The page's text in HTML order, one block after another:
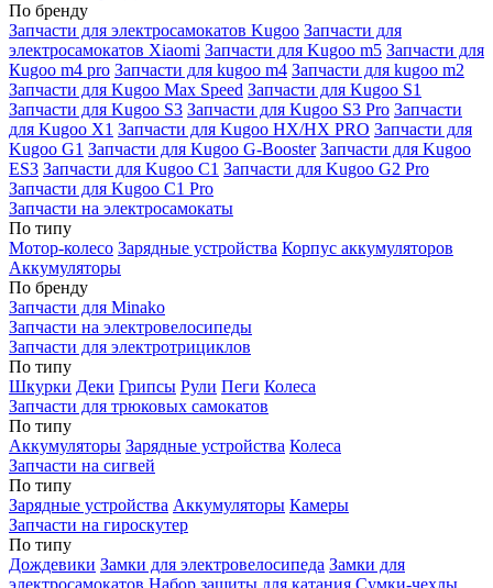
По бренду
Запчасти для электросамокатов Kugoo Запчасти для
электросамокатов Xiaomi Запчасти для Kugoo m5 Запчасти для
Кugoo m4 pro Запчасти для kugoo m4 Запчасти для kugoo m2
Запчасти для Kugoo Max Speed Запчасти для Kugoo S1
Запчасти для Kugoo S3 Запчасти для Kugoo S3 Pro Запчасти
для Kugoo X1 Запчасти для Kugoo HX/HX PRO Запчасти для
Kugoo G1 Запчасти для Kugoo G-Booster Запчасти для Kugoo
ES3 Запчасти для Kugoo C1 Запчасти для Kugoo G2 Pro
Запчасти для Kugoo C1 Pro
Запчасти на электросамокаты
По типу
Мотор-колесо Зарядные устройства Корпус аккумуляторов
Аккумуляторы
По бренду
Запчасти для Minako
Запчасти на электровелосипеды
Запчасти для электротрициклов
По типу
Шкурки Деки Грипсы Рули Пеги Колеса
Запчасти для трюковых самокатов
По типу
Аккумуляторы Зарядные устройства Колеса
Запчасти на сигвей
По типу
Зарядные устройства Аккумуляторы Камеры
Запчасти на гироскутер
По типу
Дождевики Замки для электровелосипеда Замки для
электросамокатов Набор защиты для катания Сумки-чехлы